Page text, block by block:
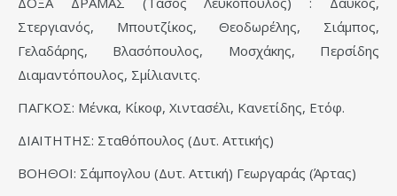
Στεργιανός, Μπουτζίκος, Θεοδωρέλης, Σιάμπος,
Γελαδάρης, Βλασόπουλος, Μοσχάκης, Περσίδης
Διαμαντόπουλος, Σμίλιανιτς.
ΠΑΓΚΟΣ: Μένκα, Κίκοφ, Χιντασέλι, Κανετίδης, Ετόφ.
ΔΙΑΙΤΗΤΗΣ: Σταθόπουλος (Δυτ. Αττικής)
ΒΟΗΘΟΙ: Σάμπογλου (Δυτ. Αττική) Γεωργαράς (Άρτας)